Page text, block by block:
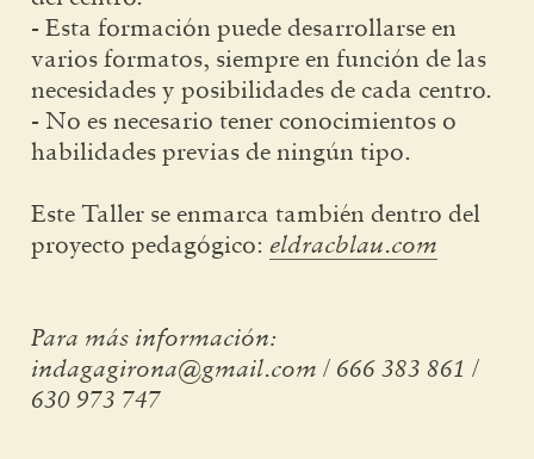
- Esta formación puede desarrollarse en
varios formatos, siempre en función de las
necesidades y posibilidades de cada centro.
- No es necesario tener conocimientos o
habilidades previas de ningún tipo.
Este Taller se enmarca también dentro del
proyecto pedagógico: eldracblau.com
Para más información:
indagagirona@gmail.com / 666 383 861 /
630 973 747